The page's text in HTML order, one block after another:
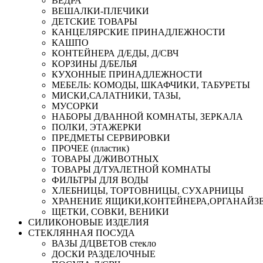
ВЕШАЛКИ-ПЛЕЧИКИ
ДЕТСКИЕ ТОВАРЫ
КАНЦЕЛЯРСКИЕ ПРИНАДЛЕЖНОСТИ
КАШПО
КОНТЕЙНЕРА Д/ЕДЫ, Д/СВЧ
КОРЗИНЫ Д/БЕЛЬЯ
КУХОННЫЕ ПРИНАДЛЕЖНОСТИ
МЕБЕЛЬ: КОМОДЫ, ШКАФЧИКИ, ТАБУРЕТЫ
МИСКИ,САЛАТНИКИ, ТАЗЫ,
МУСОРКИ
НАБОРЫ Д/ВАННОЙ КОМНАТЫ, ЗЕРКАЛА
ПОЛКИ, ЭТАЖЕРКИ
ПРЕДМЕТЫ СЕРВИРОВКИ
ПРОЧЕЕ (пластик)
ТОВАРЫ Д/ЖИВОТНЫХ
ТОВАРЫ Д/ТУАЛЕТНОЙ КОМНАТЫ
ФИЛЬТРЫ ДЛЯ ВОДЫ
ХЛЕБНИЦЫ, ТОРТОВНИЦЫ, СУХАРНИЦЫ
ХРАНЕНИЕ
ЩЕТКИ, СОВКИ, ВЕНИКИ
СИЛИКОНОВЫЕ ИЗДЕЛИЯ
СТЕКЛЯННАЯ ПОСУДА
ВАЗЫ Д/ЦВЕТОВ стекло
ДОСКИ РАЗДЕЛОЧНЫЕ